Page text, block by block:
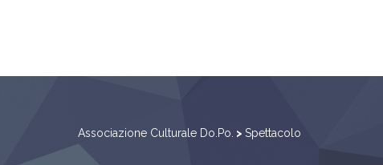
Associazione Culturale Do.Po. > Spettacolo